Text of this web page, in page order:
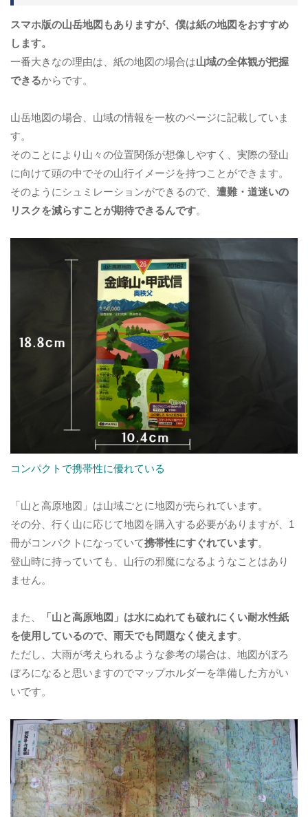
スマホ版の山岳地図もありますが、僕は紙の地図をおすすめ
します。
一番大きなの理由は、紙の地図の場合は山域の全体観が把握
できるからです。
山岳地図の場合、山域の情報を一枚のページに記載していま
す。
そのことにより山々の位置関係が想像しやすく、実際の登山
に向けて頭の中でその山行イメージを持つことができます。
そのようにシュミレーションができるので、 遭難・道迷いの
リスクを減らすことが期待できるんです。
コンパクトで携帯性に優れている
「山と高原地図」は山域ごとに地図が売られています。
その分、行く山に応じて地図を購入する必要がありますが、1
冊がコンパクトになっていて携帯性にすぐれています。
登山時に持っていても、山行の邪魔になるようなことはあり
ません。
また、
「山と高原地図」は水にぬれても破れにくい耐水性紙
を使用しているので、雨天でも問題なく使えます。
ただし、大雨が考えられるような参考の場合は、地図がぼろ
ぼろになると思いますのでマップホルダーを準備した方がい
いです。